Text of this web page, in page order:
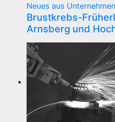
Neues aus Unternehmen
Brustkrebs-
Arnsberg und